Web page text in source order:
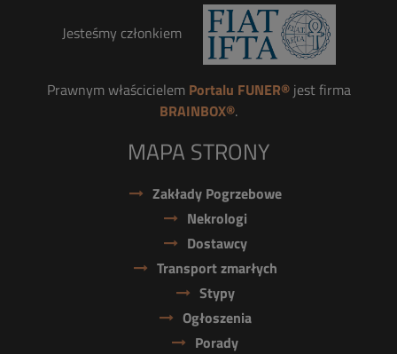
Jesteśmy członkiem
Prawnym właścicielem Portalu FUNER®jest firma
BRAINBOX®.
MAPA STRONY
Zakłady Pogrzebowe
Nekrologi
Dostawcy
Transport zmarłych
Stypy
Ogłoszenia
Porady